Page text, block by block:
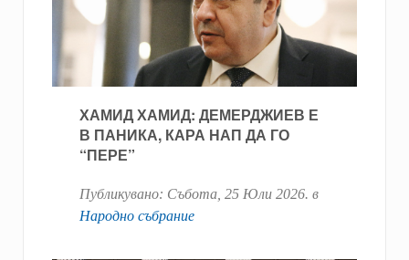
ХАМИД ХАМИД: ДЕМЕРДЖИЕВ Е
В ПАНИКА, КАРА НАП ДА ГО
“ПЕРЕ”
Публикувано: Събота, 25 Юли 2026. в
Народно събрание